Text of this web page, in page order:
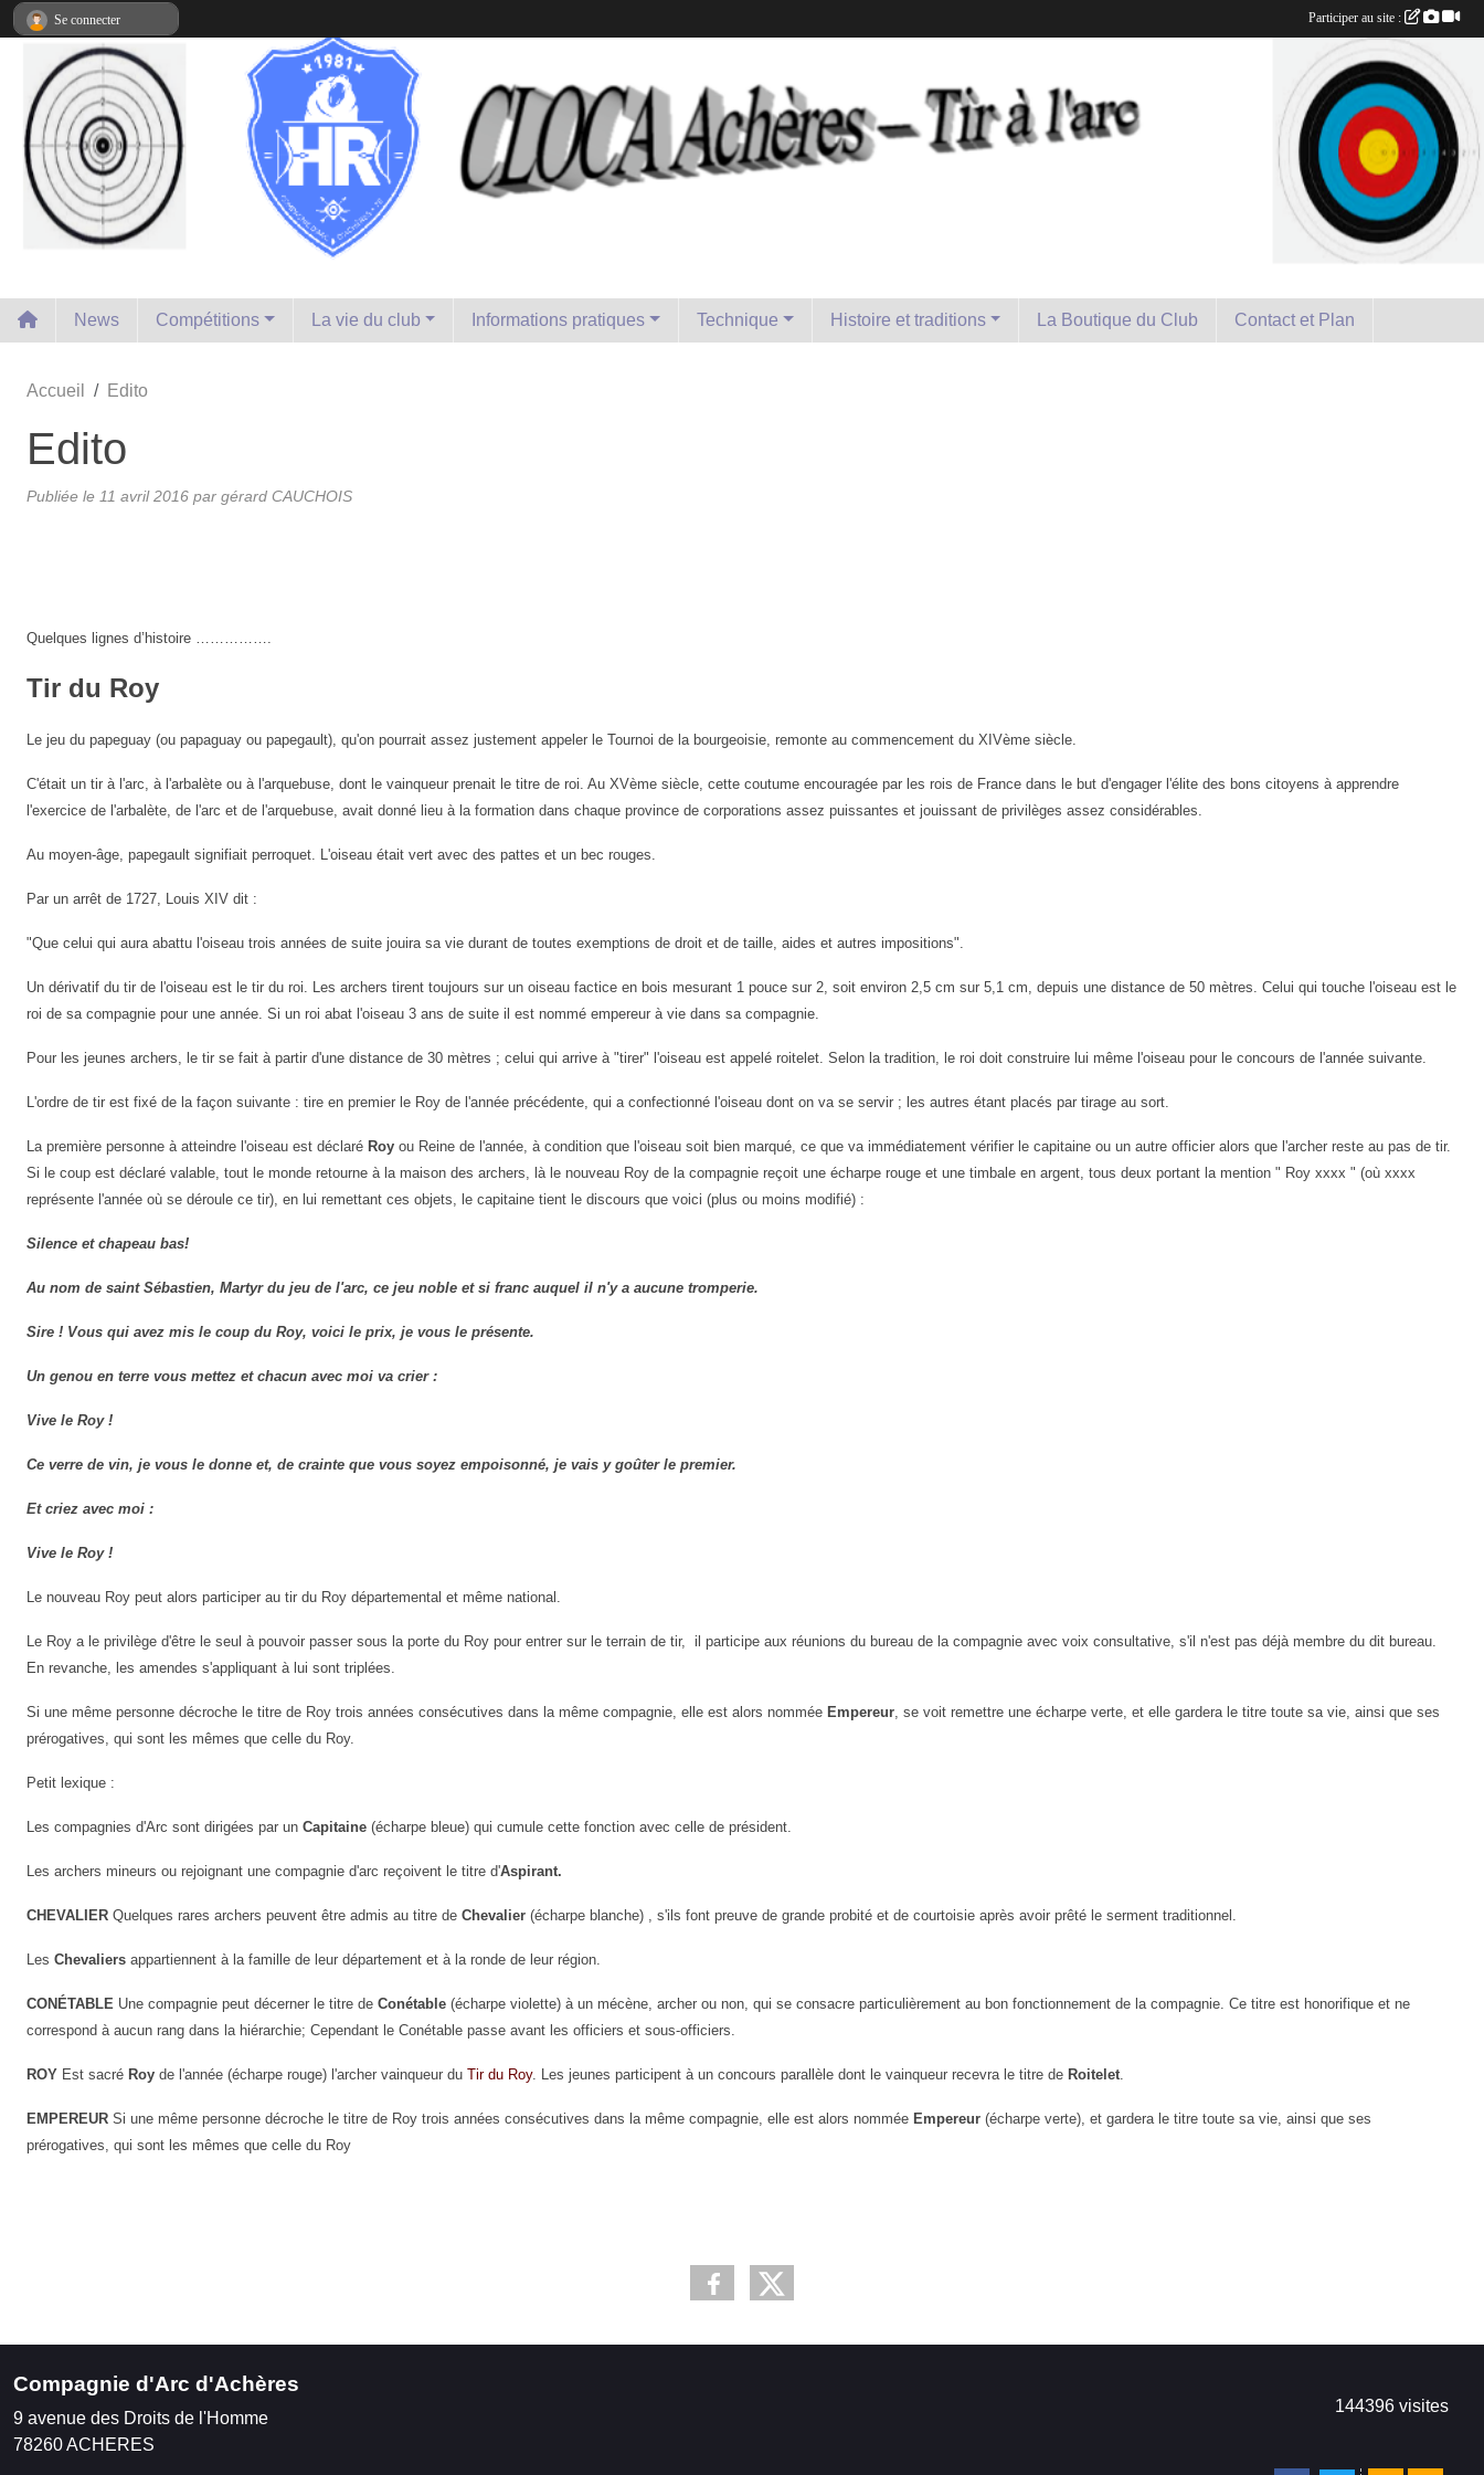
News Compétitions La vie du club Informations pratiques Technique Histoire et traditions La Boutique du Club Contact et Plan
Accueil Edito
Edito
Publiée le 11 avril 2016 par gérard CAUCHOIS
Quelques lignes d’histoire …………….
Tir du Roy
Le jeu du papeguay (ou papaguay ou papegault), qu'on pourrait assez justement appeler le Tournoi de la bourgeoisie, remonte au commencement du XIVème siècle.
C'était un tir à l'arc, à l'arbalète ou à l'arquebuse, dont le vainqueur prenait le titre de roi. Au XVème siècle, cette coutume encouragée par les rois de France dans le but d'engager l'élite des bons citoyens à apprendre
l'exercice de l'arbalète, de l'arc et de l'arquebuse, avait donné lieu à la formation dans chaque province de corporations assez puissantes et jouissant de privilèges assez considérables.
Au moyen-âge, papegault signifiait perroquet. L'oiseau était vert avec des pattes et un bec rouges.
Par un arrêt de 1727, Louis XIV dit :
"Que celui qui aura abattu l'oiseau trois années de suite jouira sa vie durant de toutes exemptions de droit et de taille, aides et autres impositions".
Un dérivatif du tir de l'oiseau est le tir du roi. Les archers tirent toujours sur un oiseau factice en bois mesurant 1 pouce sur 2, soit environ 2,5 cm sur 5,1 cm, depuis une distance de 50 mètres. Celui qui touche l'oiseau est le
roi de sa compagnie pour une année. Si un roi abat l'oiseau 3 ans de suite il est nommé empereur à vie dans sa compagnie.
Pour les jeunes archers, le tir se fait à partir d'une distance de 30 mètres ; celui qui arrive à "tirer" l'oiseau est appelé roitelet. Selon la tradition, le roi doit construire lui même l'oiseau pour le concours de l'année suivante.
L'ordre de tir est fixé de la façon suivante : tire en premier le Roy de l'année précédente, qui a confectionné l'oiseau dont on va se servir ; les autres étant placés par tirage au sort.
La première personne à atteindre l'oiseau est déclaré Roy ou Reine de l'année, à condition que l'oiseau soit bien marqué, ce que va immédiatement vérifier le capitaine ou un autre officier alors que l'archer reste au pas de tir.
Si le coup est déclaré valable, tout le monde retourne à la maison des archers, là le nouveau Roy de la compagnie reçoit une écharpe rouge et une timbale en argent, tous deux portant la mention " Roy xxxx " (où xxxx
représente l'année où se déroule ce tir), en lui remettant ces objets, le capitaine tient le discours que voici (plus ou moins modifié) :
Silence et chapeau bas!
Au nom de saint Sébastien, Martyr du jeu de l'arc, ce jeu noble et si franc auquel il n'y a aucune tromperie.
Sire ! Vous qui avez mis le coup du Roy, voici le prix, je vous le présente.
Un genou en terre vous mettez et chacun avec moi va crier :
Vive le Roy !
Ce verre de vin, je vous le donne et, de crainte que vous soyez empoisonné, je vais y goûter le premier.
Et criez avec moi :
Vive le Roy !
Le nouveau Roy peut alors participer au tir du Roy départemental et même national.
Le Roy a le privilège d'être le seul à pouvoir passer sous la porte du Roy pour entrer sur le terrain de tir, il participe aux réunions du bureau de la compagnie avec voix consultative, s'il n'est pas déjà membre du dit bureau.
En revanche, les amendes s'appliquant à lui sont triplées.
Si une même personne décroche le titre de Roy trois années consécutives dans la même compagnie, elle est alors nommée Empereur , se voit remettre une écharpe verte, et elle gardera le titre toute sa vie, ainsi que ses
prérogatives, qui sont les mêmes que celle du Roy.
Petit lexique :
Les compagnies d'Arc sont dirigées par un Capitaine (écharpe bleue) qui cumule cette fonction avec celle de président.
Les archers mineurs ou rejoignant une compagnie d'arc reçoivent le titre d'Aspirant.
CHEVALIER Quelques rares archers peuvent être admis au titre de Chevalier (écharpe blanche) , s'ils font preuve de grande probité et de courtoisie après avoir prêté le serment traditionnel.
Les Chevaliers appartiennent à la famille de leur département et à la ronde de leur région.
CONÉTABLE Une compagnie peut décerner le titre de Conétable (écharpe violette) à un mécène, archer ou non, qui se consacre particulièrement au bon fonctionnement de la compagnie. Ce titre est honorifique et ne
correspond à aucun rang dans la hiérarchie; Cependant le Conétable passe avant les officiers et sous-officiers.
ROY Est sacré Roy de l'année (écharpe rouge) l'archer vainqueur du Tir du Roy. Les jeunes participent à un concours parallèle dont le vainqueur recevra le titre de Roitelet
EMPEREUR Si une même personne décroche le titre de Roy trois années consécutives dans la même compagnie, elle est alors nommée Empereur (écharpe verte), et gardera le titre toute sa vie, ainsi que ses
prérogatives, qui sont les mêmes que celle du Roy
Compagnie d'Arc d'Achères
9 avenue des Droits de l'Homme
78260ACHERES
144396 visites
Se connecter Participer au site :
Panneau de gestion des cookies